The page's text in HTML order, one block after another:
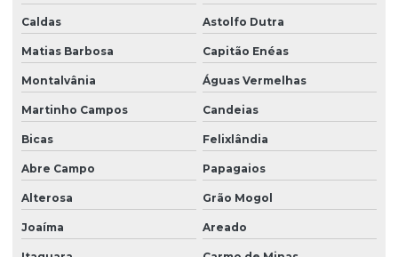
Caldas Astolfo Dutra
Matias Barbosa Capitão Enéas
Montalvânia Águas Vermelhas
Martinho Campos Candeias
Bicas Felixlândia
Abre Campo Papagaios
Alterosa Grão Mogol
Joaíma Areado